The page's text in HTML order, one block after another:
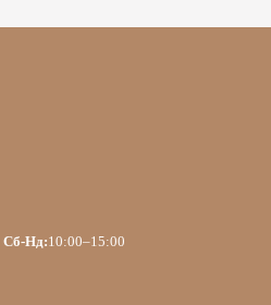
Сб-Нд:10:00–15:00